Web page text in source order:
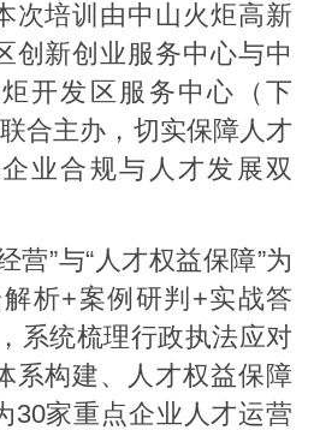
次培训由中山火炬高新
创新创业服务中心与中
开发区服务中心（下
合主办，切实保障人才
业合规与人才发展双
营”与“人才权益保障”为
析+案例研判+实战答
系统梳理行政执法应对
系构建、人才权益保障
30家重点企业人才运营